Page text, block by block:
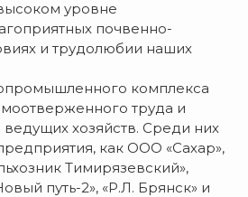
уровне
почвенно-
и трудолюбии наших
комплекса
труда и
хозяйств. Среди них
как ООО «Сахар»,
Тимирязевский»,
путь-2», «Р.Л. Брянск» и